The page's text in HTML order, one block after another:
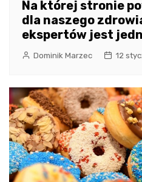
Na której stronie
dla naszego
ekspertów jest
Dominik Marzec 12